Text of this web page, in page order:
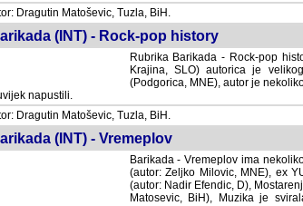
Dragutin Matoševic, Tuzla, BiH.
(INT) - Rock-pop history
Rubrika Barikada - Rock-pop
Krajina, SLO) autorica je
(Podgorica, MNE), autor je
napustili.
Dragutin Matoševic, Tuzla, BiH.
(INT) - Vremeplov
Barikada - Vremeplov ima
(autor: Zeljko Milovic, MNE), ex
(autor: Nadir Efendic, D),
Matosevic, BiH), Muzika je